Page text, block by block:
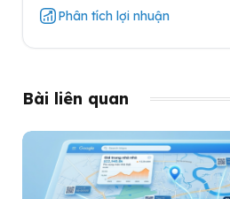
Phân tích lợi nhuận
Bài liên quan